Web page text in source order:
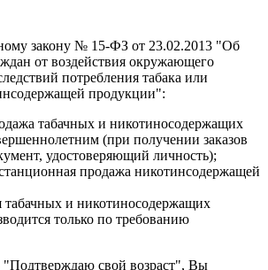
закону № 15-ФЗ от 23.02.2013 "Об
от воздействия окружающего
потребления табака или
продукции":
табачных и никотиносодержащих
(при получении заказов
удостоверяющий личность);
продажа никотинсодержащей
табачных и никотиносодержащих
только по требованию
свой возраст", Вы